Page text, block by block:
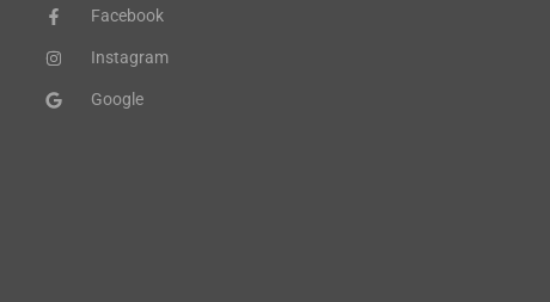
Facebook
Instagram
Google